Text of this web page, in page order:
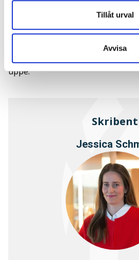
Tillåt urval
Avvisa
Sommaren kan också vara en tid
år? Vad vill vi åstadkomma
sätta upp tydliga mål och ha en
dem kan hjälpa oss att hålla
uppe.
Skribent
Jessica